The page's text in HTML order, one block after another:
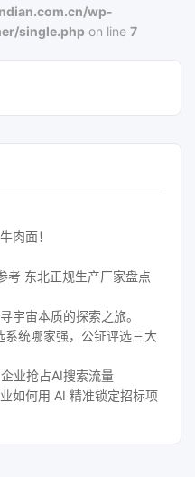
wp-
single.php on line7
肉面！
考 东北正规生产厂家盘点
宇宙本质的探索之旅。
统哪家强，公钲评选三大
业抢占AI搜索流量
如何用 AI 精准锁定招标项